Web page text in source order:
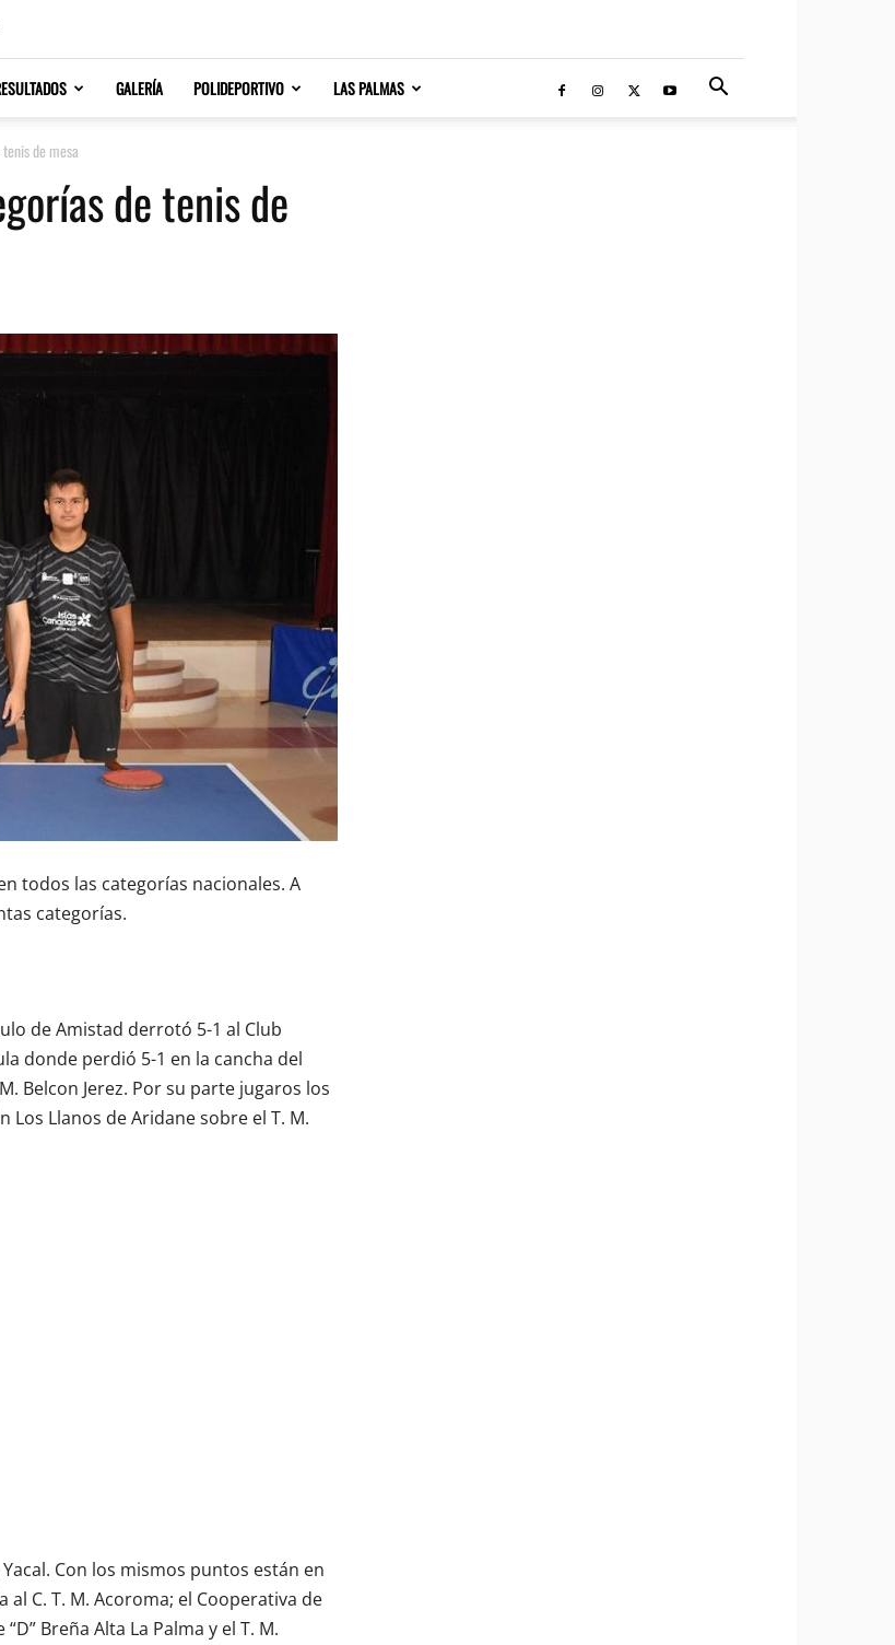
GALERÍA POLIDEPORTIVO LAS PALMAS
de mesa
de tenis de
todos las categorías nacionales. A
categorías.
de Amistad derrotó 5-1 al Club
donde perdió 5-1 en la cancha del
Belcon Jerez. Por su parte jugaros los
Llanos de Aridane sobre el T. M.
Yacal. Con los mismos puntos están en
al C. T. M. Acoroma; el Cooperativa de
Breña Alta La Palma y el T. M.